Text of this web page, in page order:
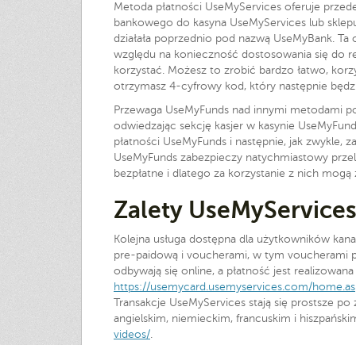
Metoda płatności UseMyServices oferuje
bankowego do kasyna UseMyServices lub
działała poprzednio pod nazwą UseMyBank.
względu na konieczność dostosowania się do
korzystać. Możesz to zrobić bardzo łatwo,
otrzymasz 4-cyfrowy kod, który następnie
Przewaga UseMyFunds nad innymi metodami
odwiedzając sekcję kasjer w kasynie
płatności UseMyFunds i następnie, jak
UseMyFunds zabezpieczy natychmiastowy
bezpłatne i dlatego za korzystanie z nich
Zalety UseMyServices
Kolejna usługa dostępna dla użytkowników
pre-paidową i voucherami, w tym voucherami
odbywają się online, a płatność jest
https://usemycard.usemyservices.com/
Transakcje UseMyServices stają się prostsze
angielskim, niemieckim, francuskim i
videos/.